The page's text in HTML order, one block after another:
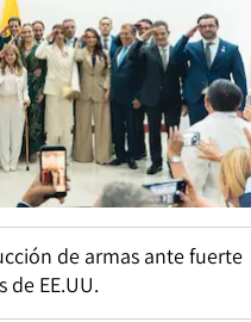
de armas ante fuerte
EE.UU.